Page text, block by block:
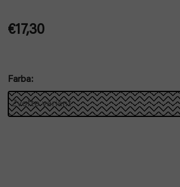
€17,30
Farba